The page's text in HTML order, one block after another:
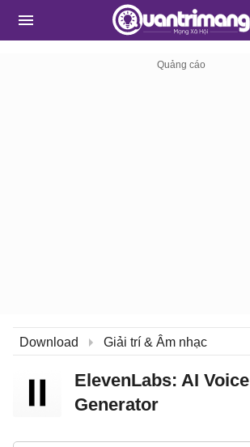
Download Giải trí & Âm nhạc
ElevenLabs: AI Voice
Generator